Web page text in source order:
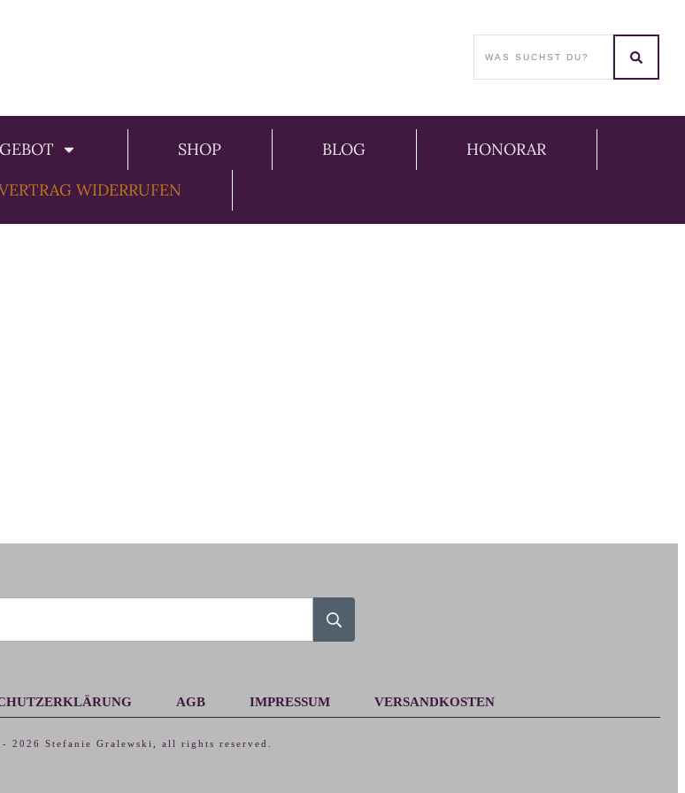
SHOP BLOG
HONORAR
WIDERRUFEN
AGB IMPRESSUM VERSANDKOSTEN
- 2026 Stefanie Gralewski , all rights reserved.